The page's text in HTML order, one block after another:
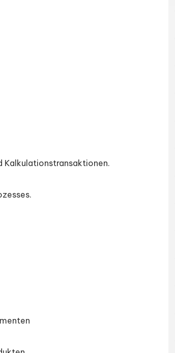
Kalkulationstransaktionen.